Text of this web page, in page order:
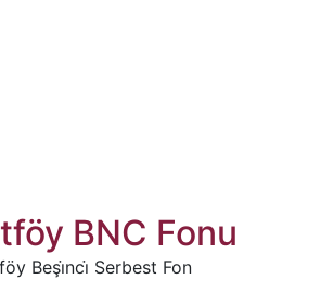
BNC Fonu
Beşi̇nci̇ Serbest Fon